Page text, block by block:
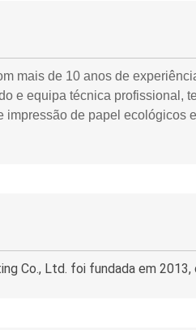
mais de 10 anos de
e equipa técnica profissional,
impressão de papel ecológicos
Co., Ltd. foi fundada em